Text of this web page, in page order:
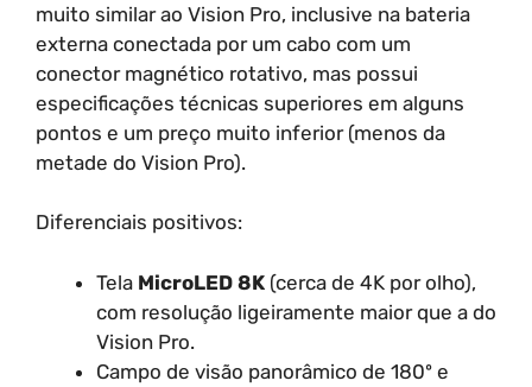
muito similar ao Vision Pro, inclusive na bateria
externa conectada por um cabo com um
conector magnético rotativo, mas possui
especificações técnicas superiores em alguns
pontos e um preço muito inferior (menos da
metade do Vision Pro).
Diferenciais positivos:
Tela MicroLED 8K (cerca de 4K por olho),
com resolução ligeiramente maior que a do
Vision Pro.
Campo de visão panorâmico de 180º e